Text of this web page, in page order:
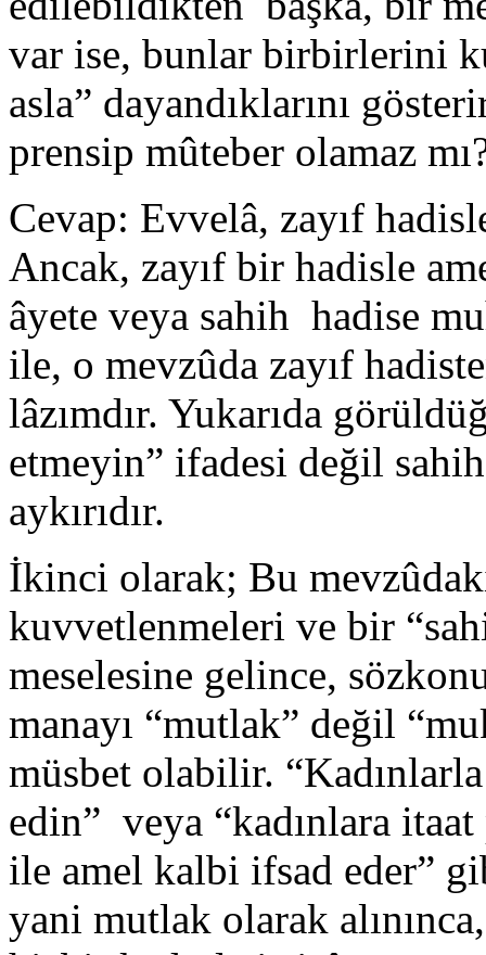
var ise, bunlar birbirlerini
asla” dayandıklarını
prensip mûteber olamaz
Cevap: Evvelâ, zayıf
Ancak, zayıf bir hadisle
âyete veya sahih hadise
ile, o mevzûda zayıf
lâzımdır. Yukarıda
etmeyin” ifadesi değil
aykırıdır.
İkinci olarak; Bu
kuvvetlenmeleri ve bir
meselesine gelince,
manayı “mutlak” değil
müsbet olabilir.
edin” veya “kadınlara itaat
ile amel kalbi ifsad eder”
yani mutlak olarak